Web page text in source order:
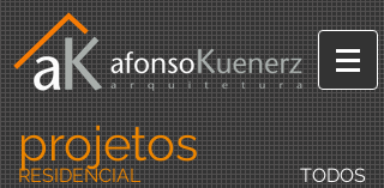
projetos
TODOS
RESIDENCIAL